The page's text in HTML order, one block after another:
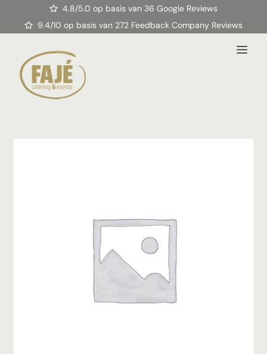
4.8/5.0 op basis van 36 Google Reviews
9.4/10 op basis van 272 Feedback Company Reviews